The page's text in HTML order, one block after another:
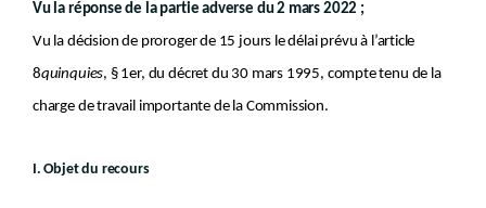
Vu la réponse de la partie adverse du 2 mars 2022 ;
Vu la décision de proroger de 15 jours le délai prévu à l’article
8quinquies, § 1er, du décret du 30 mars 1995, compte tenu de la
charge de travail importante de la Commission.
I. Objet du recours